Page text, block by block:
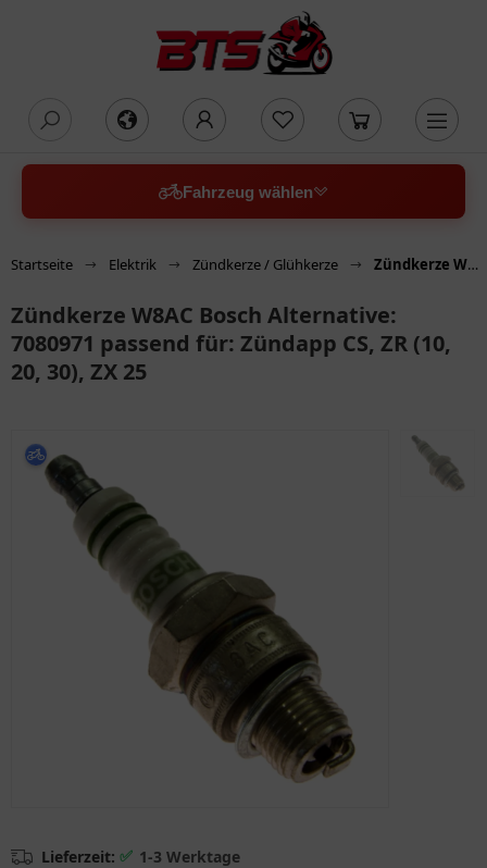
Fahrzeug wählen
Startseite Elektrik Zündkerze / Glühkerze Zündkerze W8AC Bosch Alternative: 7080971 passend für: Zündapp CS, ZR (10, 20, 30), ZX 25
Zündkerze W8AC Bosch Alternative:
7080971 passend für: Zündapp CS, ZR (10,
20, 30), ZX 25
Lieferzeit: ✅ 1-3 Werktage